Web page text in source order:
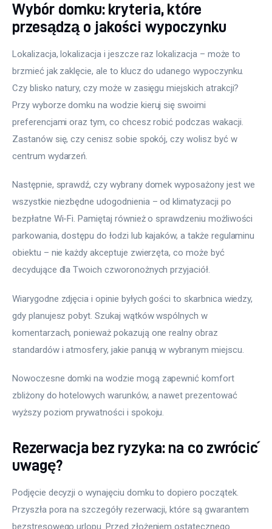
Wybór domku: kryteria, które
przesądzą o jakości wypoczynku
Lokalizacja, lokalizacja i jeszcze raz lokalizacja – może to
brzmieć jak zaklęcie, ale to klucz do udanego wypoczynku.
Czy blisko natury, czy może w zasięgu miejskich atrakcji?
Przy wyborze domku na wodzie kieruj się swoimi
preferencjami oraz tym, co chcesz robić podczas wakacji.
Zastanów się, czy cenisz sobie spokój, czy wolisz być w
centrum wydarzeń.
Następnie, sprawdź, czy wybrany domek wyposażony jest we
wszystkie niezbędne udogodnienia – od klimatyzacji po
bezpłatne Wi-Fi. Pamiętaj również o sprawdzeniu możliwości
parkowania, dostępu do łodzi lub kajaków, a także regulaminu
obiektu – nie każdy akceptuje zwierzęta, co może być
decydujące dla Twoich czworonożnych przyjaciół.
Wiarygodne zdjęcia i opinie byłych gości to skarbnica wiedzy,
gdy planujesz pobyt. Szukaj wątków wspólnych w
komentarzach, ponieważ pokazują one realny obraz
standardów i atmosfery, jakie panują w wybranym miejscu.
Nowoczesne domki na wodzie mogą zapewnić komfort
zbliżony do hotelowych warunków, a nawet prezentować
wyższy poziom prywatności i spokoju.
Rezerwacja bez ryzyka: na co zwrócić
uwagę?
Podjęcie decyzji o wynajęciu domku to dopiero początek.
Przyszła pora na szczegóły rezerwacji, które są gwarantem
bezstresowego urlopu. Przed złożeniem ostatecznego